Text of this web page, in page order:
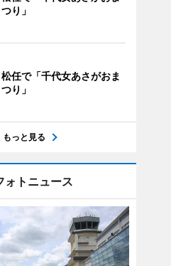
つり」
松任で「千代女あさがおま
つり」
もっと見る
ォトニュース